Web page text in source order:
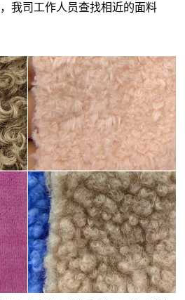
我司工作人员查找相近的面料